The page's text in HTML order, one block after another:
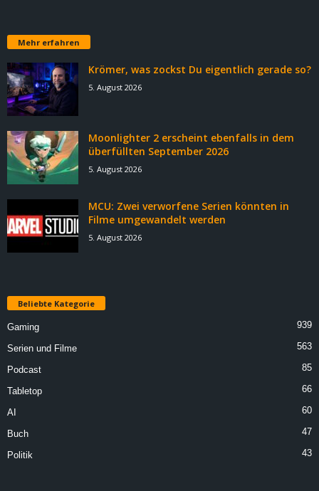
Mehr erfahren
Krömer, was zockst Du eigentlich gerade so?
5. August 2026
Moonlighter 2 erscheint ebenfalls in dem
überfüllten September 2026
5. August 2026
MCU: Zwei verworfene Serien könnten in
Filme umgewandelt werden
5. August 2026
Beliebte Kategorie
Gaming 939
Serien und Filme 563
Podcast 85
Tabletop 66
AI 60
Buch 47
Politik 43